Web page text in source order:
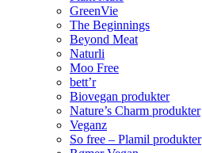
GreenVie
The Beginnings
Beyond Meat
Naturli
Moo Free
bett’r
Biovegan produkter
Nature’s Charm produkter
Veganz
So free – Plamil produkter